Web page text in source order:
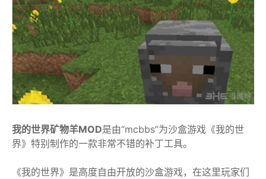
我的世界矿物羊MOD是由“mcbbs”为沙盒游戏《我的世
界》特别制作的一款非常不错的补丁工具。
《我的世界》是高度自由开放的沙盒游戏，在这里玩家们